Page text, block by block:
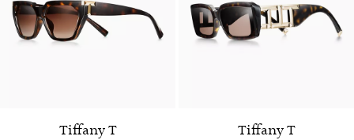
Tiffany T Tiffany T